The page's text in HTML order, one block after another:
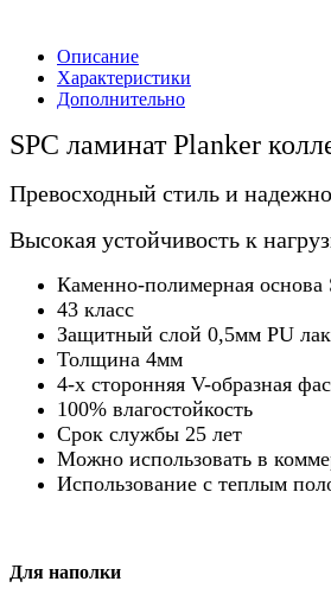
Описание
Характеристики
Дополнительно
SPC ламинат Planker
Превосходный стиль и
Высокая устойчивость к
Каменно-полимерная основа
43 класс
Защитный слой 0,5мм PU
Толщина 4мм
4-х сторонняя V-образная
100% влагостойкость
Срок службы 25 лет
Можно использовать в
Использование с теплым
Для наполки